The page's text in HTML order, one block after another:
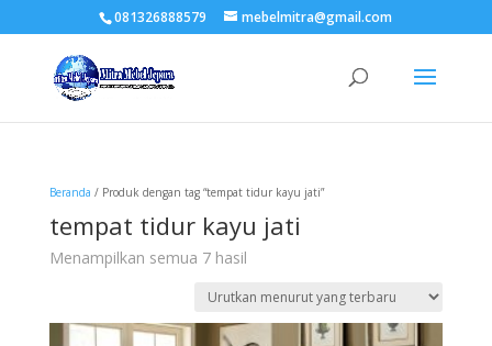
081326888579 mebelmitra@gmail.com
Beranda / Produk dengan tag “tempat tidur kayu jati”
tempat tidur kayu jati
Menampilkan semua 7 hasilDiurutkan
yang